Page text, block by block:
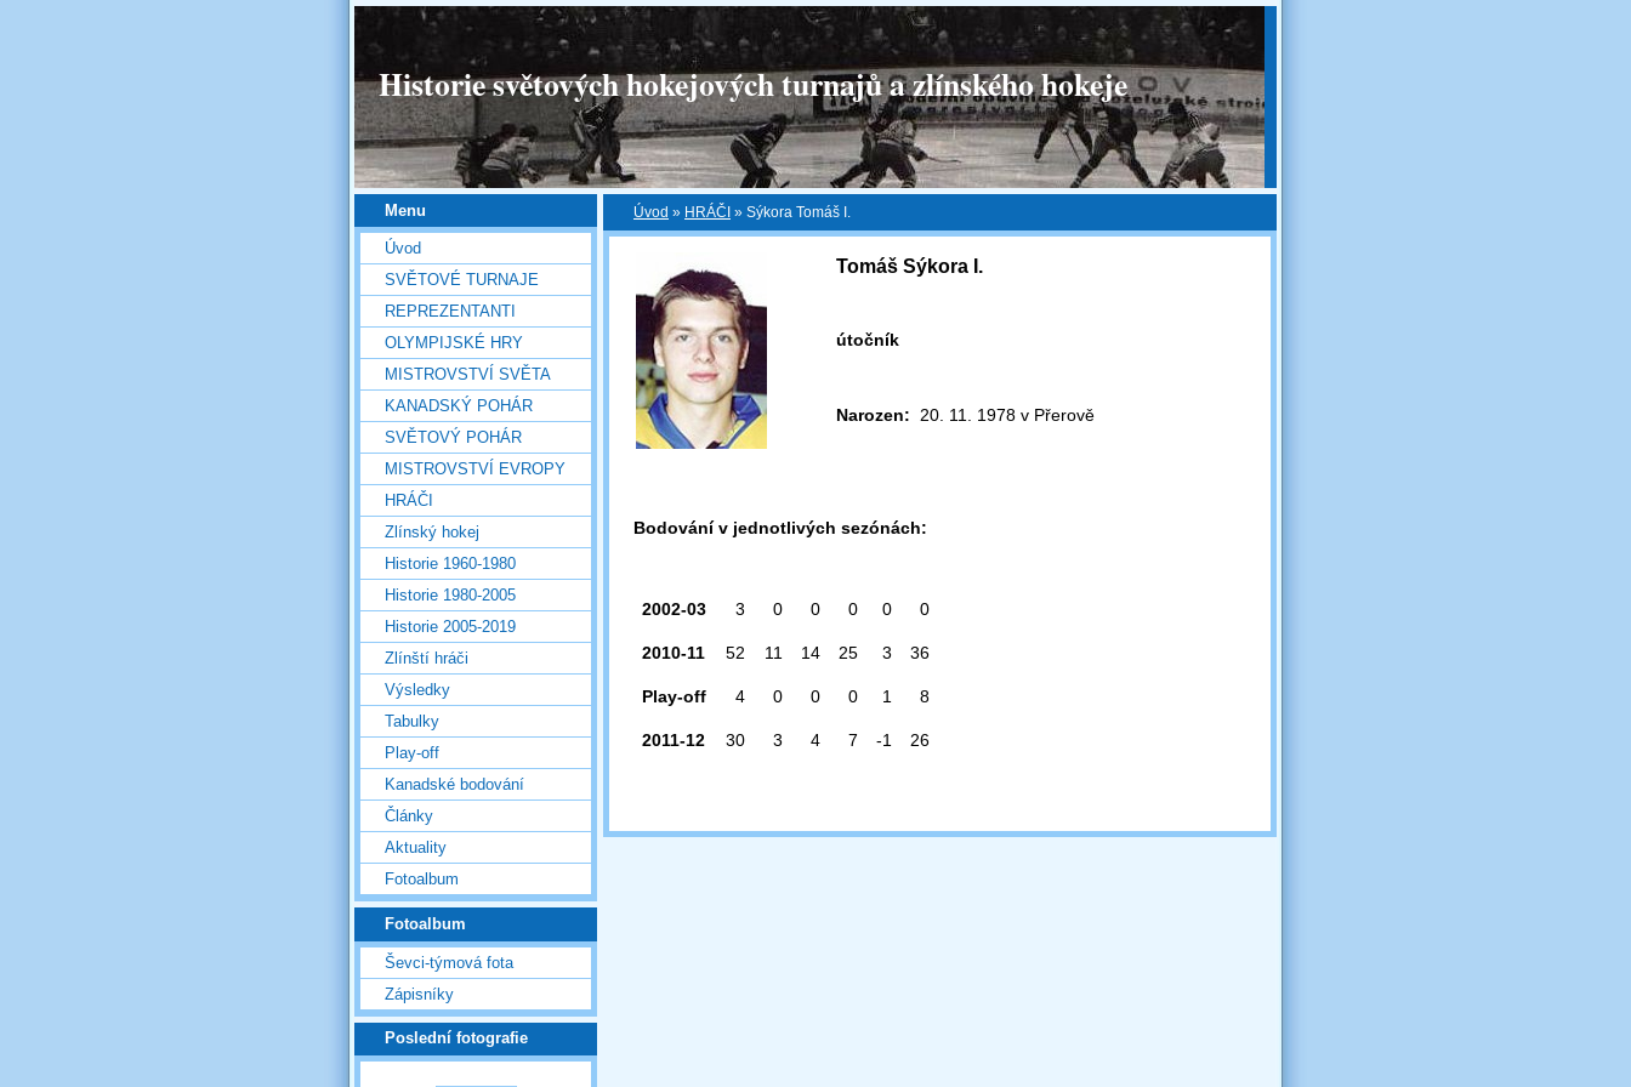
Historie světových hokejových turnajů a zlínského hokeje
Úvod » HRÁČI » Sýkora Tomáš I.
Tomáš Sýkora I.
útočník
Narozen: 20. 11. 1978 v Přerově
Bodování v jednotlivých sezónách:
2002-03 3 0 0 0 0 0
2010-11 52 11 14 25 3 36
Play-off 4 0 0 0 1 8
2011-12 30 3 4 7 -1 26
Menu
Úvod
SVĚTOVÉ TURNAJE
REPREZENTANTI
OLYMPIJSKÉ HRY
MISTROVSTVÍ SVĚTA
KANADSKÝ POHÁR
SVĚTOVÝ POHÁR
MISTROVSTVÍ EVROPY
HRÁČI
Zlínský hokej
Historie 1960-1980
Historie 1980-2005
Historie 2005-2019
Zlínští hráči
Výsledky
Tabulky
Play-off
Kanadské bodování
Články
Aktuality
Fotoalbum
Fotoalbum
Ševci-týmová fota
Zápisníky
Poslední fotografie